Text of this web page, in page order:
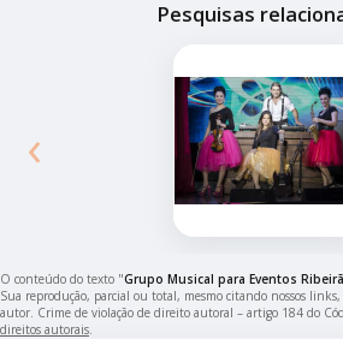
Pesquisas
‹
O conteúdo do texto "Grupo Musical para Eventos
Sua reprodução, parcial ou total, mesmo citando nossos
autor. Crime de violação de direito autoral – artigo 184 do
direitos autorais.